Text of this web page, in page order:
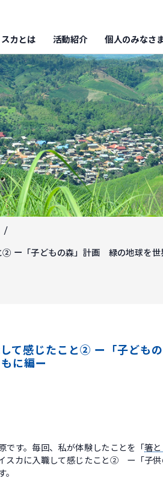
カとは 活動紹介 個人のみなさ
ー「子どもの森」計画 緑の地球を世
て感じたこと② ー「子ども
に編ー
す。毎回、私が体験したことを「箸
スカに入職して感じたこと② ー「子